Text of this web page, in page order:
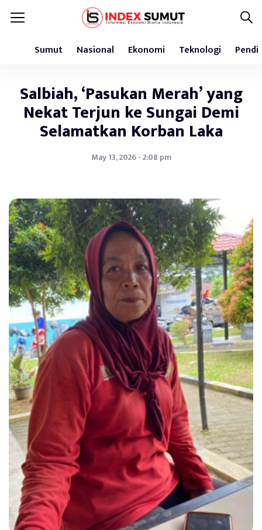
Sumut Nasional Ekonomi Teknologi
Salbiah, ‘Pasukan Merah’ yang
Nekat Terjun ke Sungai Demi
Selamatkan Korban Laka
May 13, 2026 - 2:08 pm